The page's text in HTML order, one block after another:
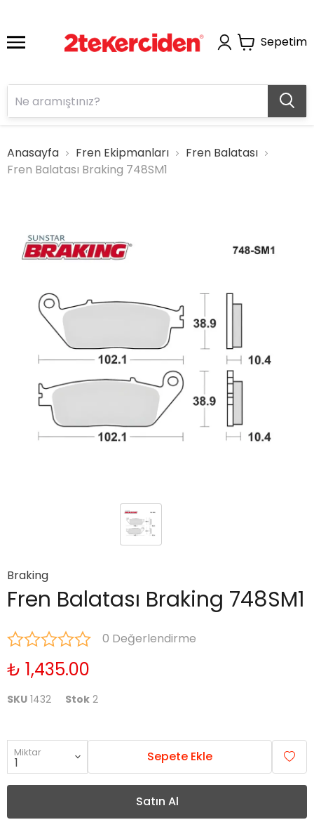
Sepetim
Anasayfa Fren Ekipmanları
Fren Balatası
Fren Balatası Braking 748SM1
Braking
Fren Balatası Braking 748SM1
0 Değerlendirme
₺ 1,435.00
SKU 1432 Stok 2
Miktar Sepete Ekle
Satın Al